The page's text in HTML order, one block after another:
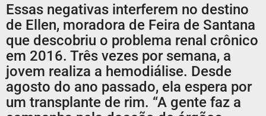
Essas negativas interferem no destino
de Ellen, moradora de Feira de Santana
que descobriu o problema renal crônico
em 2016. Três vezes por semana, a
jovem realiza a hemodiálise. Desde
agosto do ano passado, ela espera por
um transplante de rim. “A gente faz a